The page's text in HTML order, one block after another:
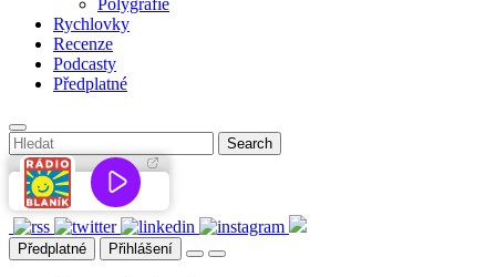
Polygrafie
Rychlovky
Recenze
Podcasty
Předplatné
Předplatné Přihlášení